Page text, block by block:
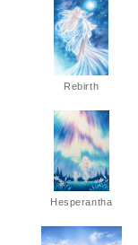
Rebirth
Hesperantha